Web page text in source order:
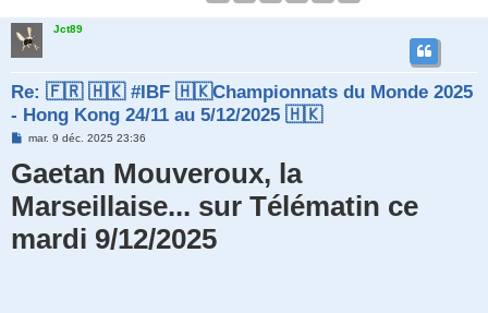
Jct89
Re: 🇫🇷 🇭🇰 #IBF 🇭🇰Championnats du Monde 2025
- Hong Kong 24/11 au 5/12/2025 🇭🇰
M
s
s
g
e
mar. 9 déc. 2025 23:36
Gaetan Mouveroux, la
Marseillaise... sur Télématin ce
mardi 9/12/2025